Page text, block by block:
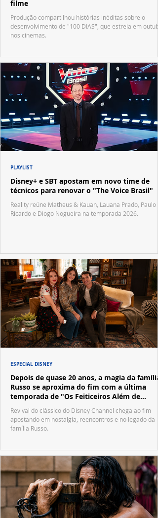
filme
Produção compartilhou histórias inéditas sobre o
desenvolvimento de "100 DIAS", que estreia em
nos cinemas.
Disney+ e SBT apostam em novo time de
técnicos para renovar o "The Voice Brasil"
Reality reúne Matheus & Kauan, Lauana Prado, Paulo
Ricardo e Diogo Nogueira na temporada 2026.
PLAYLIST
Depois de quase 20 anos, a magia da família
Russo se aproxima do fim com a última
temporada de "Os Feiticeiros Além de
Revival do clássico do Disney Channel chega ao fim
apostando em nostalgia, reencontros e no legado da
família Russo.
ESPECIAL DISNEY